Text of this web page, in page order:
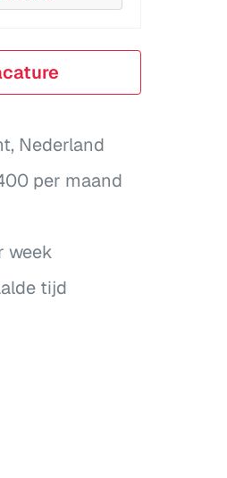
, Nederland
per maand
week
tijd